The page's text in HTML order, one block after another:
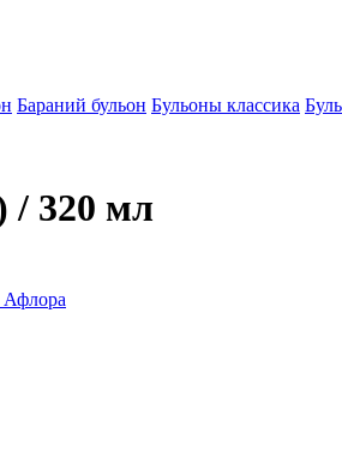
Бараний бульон Бульоны классика
/ 320 мл